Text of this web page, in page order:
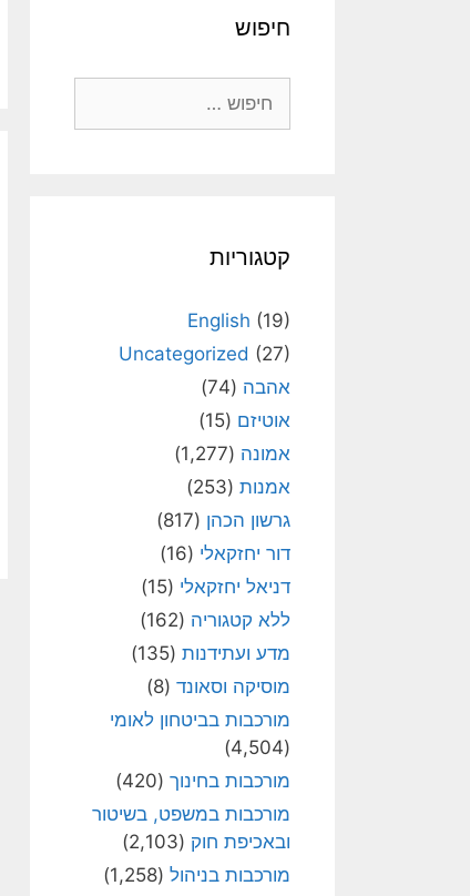
חיפוש
קטגוריות
English (19)
Uncategorized (27)
אהבה (74)
אוטיזם (15)
אמונה (1,277)
אמנות (253)
גרשון הכהן (817)
דור יחזקאלי (16)
דניאל יחזקאלי (15)
ללא קטגוריה (162)
מדע ועתידנות (135)
מוסיקה וסאונד (8)
מורכבות בביטחון לאומי
(4,504)
מורכבות בחינוך (420)
מורכבות במשפט, בשיטור
ובאכיפת חוק (2,103)
מורכבות בניהול (1,258)